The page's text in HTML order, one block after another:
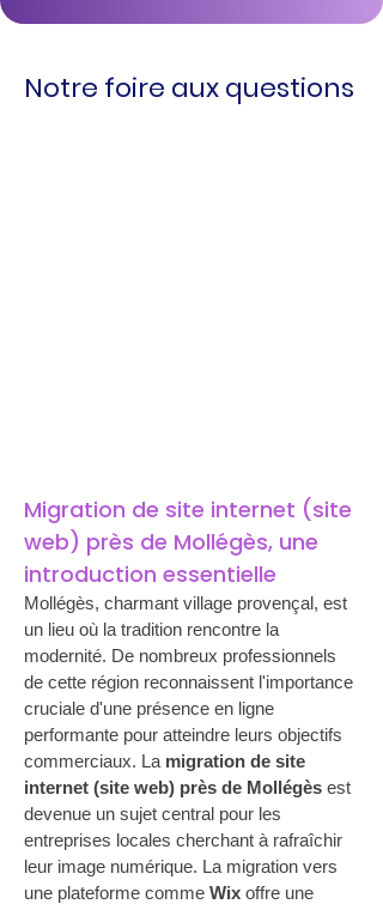
Notre foire aux questions
Migration de site internet (site
web) près de Mollégès, une
introduction essentielle
Mollégès, charmant village provençal, est
un lieu où la tradition rencontre la
modernité. De nombreux professionnels
de cette région reconnaissent l'importance
cruciale d'une présence en ligne
performante pour atteindre leurs objectifs
commerciaux. La migration de site
internet (site web) près de Mollégès est
devenue un sujet central pour les
entreprises locales cherchant à rafraîchir
leur image numérique. La migration vers
une plateforme comme Wix offre une